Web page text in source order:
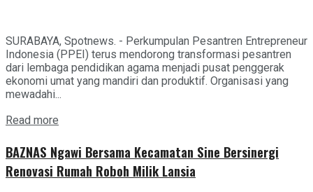
SURABAYA, Spotnews. - Perkumpulan Pesantren Entrepreneur
Indonesia (PPEI) terus mendorong transformasi pesantren
dari lembaga pendidikan agama menjadi pusat penggerak
ekonomi umat yang mandiri dan produktif. Organisasi yang
mewadahi...
Read more
BAZNAS Ngawi Bersama Kecamatan Sine Bersinergi
Renovasi Rumah Roboh Milik Lansia